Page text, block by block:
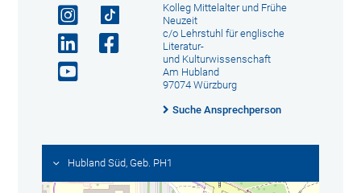
Kolleg Mittelalter und Frühe
Neuzeit
c/o Lehrstuhl für englische
Literatur-
und Kulturwissenschaft
Am Hubland
97074 Würzburg
Suche Ansprechperson
Hubland Süd, Geb. PH1